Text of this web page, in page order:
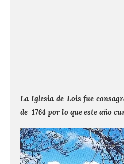
La Iglesia de Lois fue
de 1764 por lo que este año